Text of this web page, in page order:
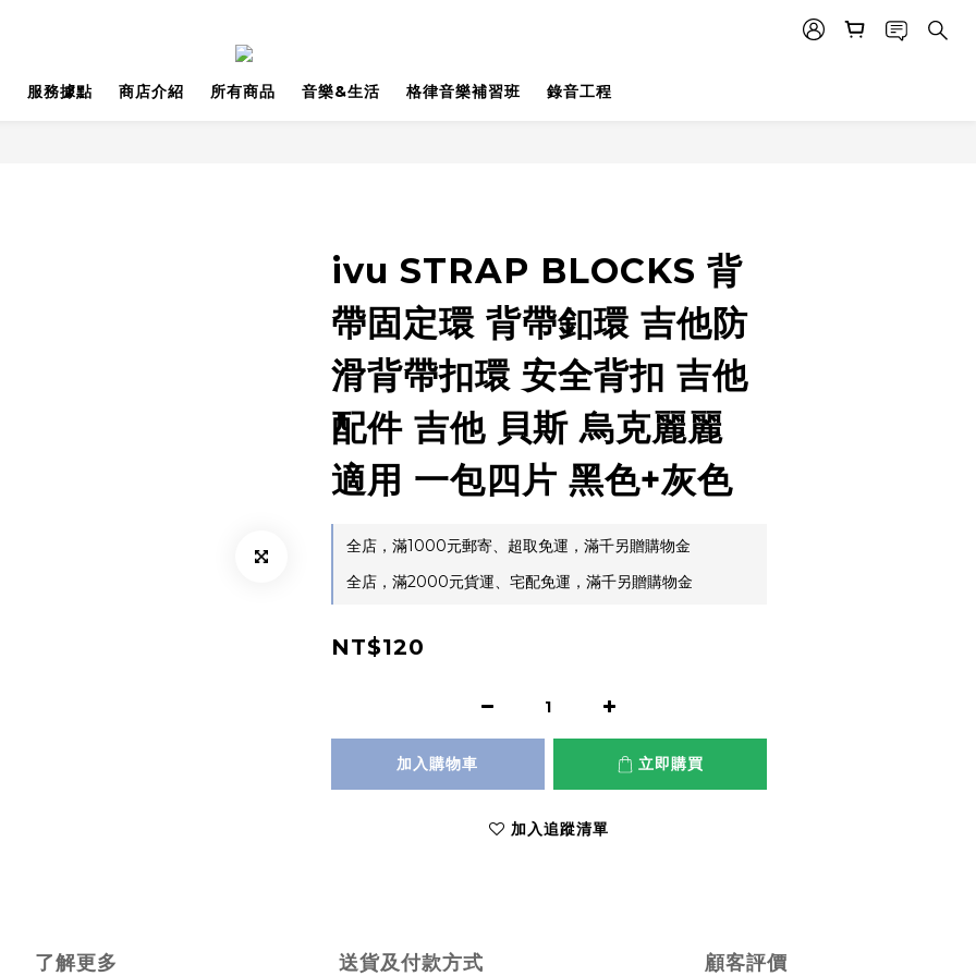
服務據點 商店介紹 所有商品 音樂&生活 格律音樂補習班 錄音工程
ivu STRAP BLOCKS 背
帶固定環 背帶釦環 吉他防
滑背帶扣環 安全背扣 吉他
配件 吉他 貝斯 烏克麗麗
適用 一包四片 黑色+灰色
全店，滿1000元郵寄、超取免運，滿千另贈購物金
全店，滿2000元貨運、宅配免運，滿千另贈購物金
NT$120
加入購物車 立即購買
加入追蹤清單
了解更多 送貨及付款方式 顧客評價